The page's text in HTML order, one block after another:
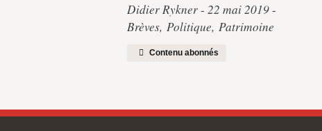
Didier Rykner 22 mai 2019
Brèves,Politique,Patrimoine
Contenu abonnés